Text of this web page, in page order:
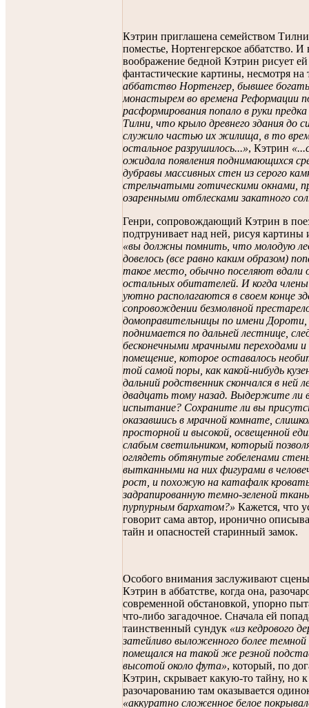
Кэтрин приглашена семейством
поместье, Нортенгерское аббатство. И
воображение бедной Кэтрин рисует ей
фантастические картины, несмотря на
аббатство Нортенгер, бывшее
монастырем во времена Реформации
расформирования попало в руки
Тилни, что крыло древнего здания до
служило частью их жилища, в то
остальное разрушилось...», Кэтрин
ожидала появления поднимающихся
дубравы массивных стен из серого
стрельчатыми готическими окнами,
озаренными отблесками закатного
Генри, сопровождающий Кэтрин в
подтрунивает над ней, рисуя картины
«вы должны помнить, что молодую
довелось (все равно каким образом)
такое место, обычно поселяют вдали
остальных обитателей. И когда
уютно располагаются в своем конце
сопровождении безмолвной
домоправительницы по имени Дороти,
поднимается по дальней лестнице,
бесконечными мрачными переходами
помещение, которое оставалось
той самой поры, как какой-нибудь
дальний родственник скончался в ней
двадцать тому назад. Выдержите ли
испытание? Сохраните ли вы
оказавшись в мрачной комнате,
просторной и высокой, освещенной
слабым светильником, который
оглядеть обтянутые гобеленами
вытканными на них фигурами в
рост, и похожую на катафалк
задрапированную темно-зеленой
пурпурным бархатом?» Кажется, что
говорит сама автор, иронично
тайн и опасностей старинный замок.
Особого внимания заслуживают
Кэтрин в аббатстве, когда она,
современной обстановкой, упорно
что-либо загадочное. Сначала ей
таинственный сундук «из кедрового
затейливо выложенного более темной
помещался на такой же резной
высотой около фута», который, по
Кэтрин, скрывает какую-то тайну, но к
разочарованию там оказывается
«аккуратно сложенное белое